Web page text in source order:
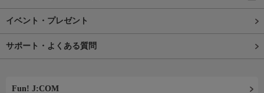
イベント・プレゼント
サポート・よくある質問
Fun! J:COM